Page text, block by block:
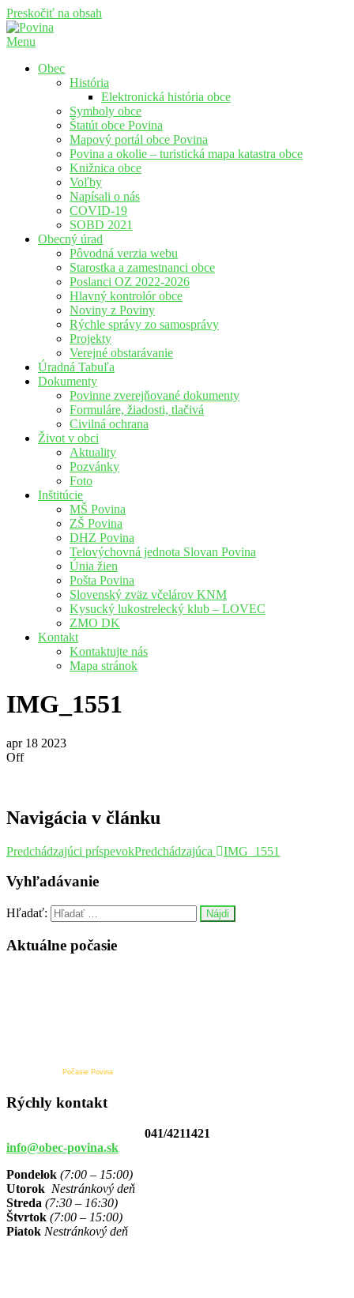
Preskočiť na obsah
Menu
Obec
História
Elektronická história obce
Symboly obce
Štatút obce Povina
Mapový portál obce Povina
Povina a okolie – turistická mapa katastra obce
Knižnica obce
Voľby
Napísali o nás
COVID-19
SOBD 2021
Obecný úrad
Pôvodná verzia webu
Starostka a zamestnanci obce
Poslanci OZ 2022-2026
Hlavný kontrolór obce
Noviny z Poviny
Rýchle správy zo samosprávy
Projekty
Verejné obstarávanie
Úradná Tabuľa
Dokumenty
Povinne zverejňované dokumenty
Formuláre, žiadosti, tlačivá
Civilná ochrana
Život v obci
Aktuality
Pozvánky
Foto
Inštitúcie
MŠ Povina
ZŠ Povina
DHZ Povina
Telovýchovná jednota Slovan Povina
Únia žien
Pošta Povina
Slovenský zväz včelárov KNM
Kysucký lukostrelecký klub – LOVEC
ZMO DK
Kontakt
Kontaktujte nás
Mapa stránok
IMG_1551
apr 18 2023
Off
Navigácia v článku
Predchádzajúci príspevokPredchádzajúca IMG_1551
Vyhľadávanie
Hľadať:
Aktuálne počasie
Počasie Povina
Rýchly kontakt
041/4211421
info@obec-povina.sk
Pondelok (7:00 – 15:00)
Utorok Nestránkový deň
Streda (7:30 – 16:30)
Štvrtok (7:00 – 15:00)
Piatok Nestránkový deň